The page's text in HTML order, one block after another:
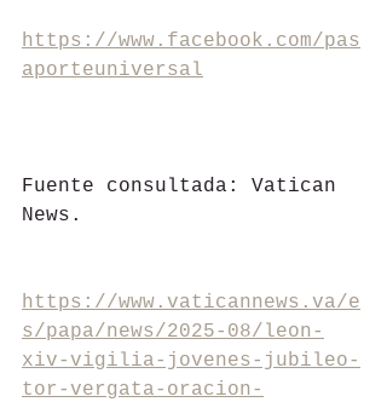
https://www.facebook.com/pas
aporteuniversal
Fuente consultada: Vatican
News.
https://www.vaticannews.va/e
s/papa/news/2025-08/leon-
xiv-vigilia-jovenes-jubileo-
tor-vergata-oracion-